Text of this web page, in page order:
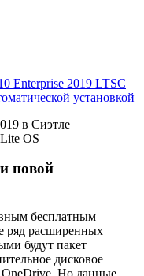
Enterprise 2019 LTSC
установкой
в Сиэтле
OS
новой
бесплатным
ряд расширенных
будут пакет
дисковое
OneDrive. Но данные